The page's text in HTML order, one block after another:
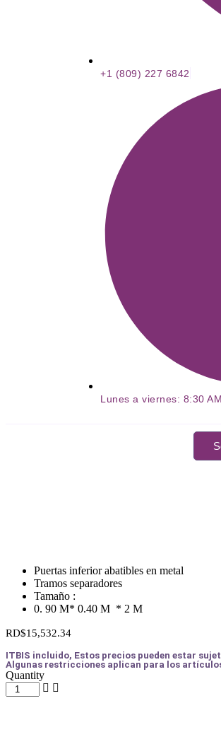
+1 (809) 227 6842
Lunes a viernes: 8:30
Puertas inferior abatibles en metal
Tramos separadores
Tamaño :
0. 90 M* 0.40 M * 2 M
RD$15,532.34
ITBIS incluido, Estos precios pueden estar
Algunas restricciones aplican para los
Quantity